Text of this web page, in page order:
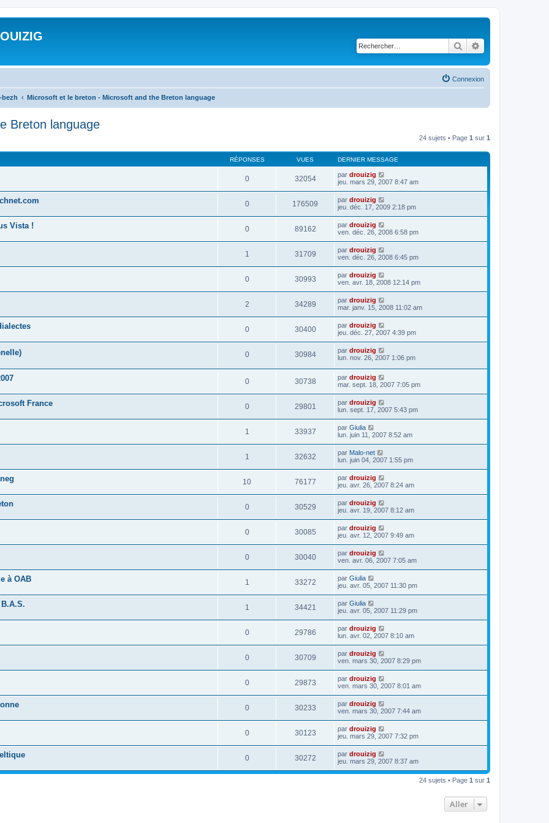
Rechercher
Connexion
bezh Microsoft et le breton - Microsoft and the Breton language
Breton language
24 sujets • Page 1 sur 1
RÉPONSES VUES DERNIER MESSAGE
0 32054 par drouizig
jeu. mars 29, 2007 8:47 am
0 176509 par drouizig
jeu. déc. 17, 2009 2:18 pm
Vista ! 0 89162 par drouizig
ven. déc. 26, 2008 6:58 pm
1 31709 par drouizig
ven. déc. 26, 2008 6:45 pm
0 30993 par drouizig
ven. avr. 18, 2008 12:14 pm
2 34289 par drouizig
mar. janv. 15, 2008 11:02 am
0 30400 par drouizig
jeu. déc. 27, 2007 4:39 pm
0 30984 par drouizig
lun. nov. 26, 2007 1:06 pm
0 30738 par drouizig
mar. sept. 18, 2007 7:05 pm
France 0 29801 par drouizig
lun. sept. 17, 2007 5:43 pm
1 33937 par Giulia
lun. juin 11, 2007 8:52 am
1 32632 par Malo-net
lun. juin 04, 2007 1:55 pm
10 76177 par drouizig
jeu. avr. 26, 2007 8:24 am
0 30529 par drouizig
jeu. avr. 19, 2007 8:12 am
0 30085 par drouizig
jeu. avr. 12, 2007 9:49 am
0 30040 par drouizig
ven. avr. 06, 2007 7:05 am
à OAB 1 33272 par Giulia
jeu. avr. 05, 2007 11:30 pm
1 34421 par Giulia
jeu. avr. 05, 2007 11:29 pm
0 29786 par drouizig
lun. avr. 02, 2007 8:10 am
0 30709 par drouizig
ven. mars 30, 2007 8:29 pm
0 29873 par drouizig
ven. mars 30, 2007 8:01 am
0 30233 par drouizig
ven. mars 30, 2007 7:44 am
0 30123 par drouizig
jeu. mars 29, 2007 7:32 pm
0 30272 par drouizig
jeu. mars 29, 2007 8:37 am
24 sujets • Page 1 sur 1
Aller